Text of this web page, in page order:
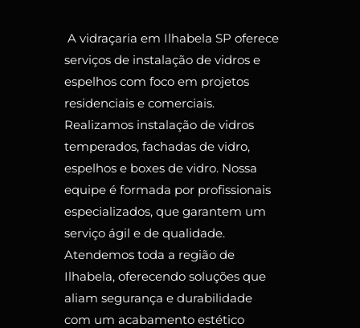
A vidraçaria em Ilhabela SP oferece
serviços de instalação de vidros e
espelhos com foco em projetos
residenciais e comerciais.
Realizamos instalação de vidros
temperados, fachadas de vidro,
espelhos e boxes de vidro. Nossa
equipe é formada por profissionais
especializados, que garantem um
serviço ágil e de qualidade.
Atendemos toda a região de
Ilhabela, oferecendo soluções que
aliam segurança e durabilidade
com um acabamento estético